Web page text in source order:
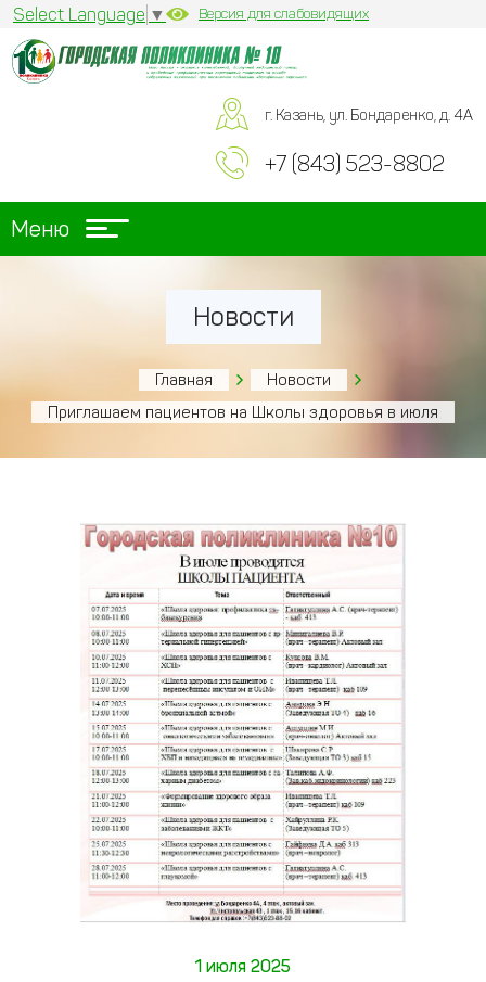
Select Language ▼ Версия для слабовидящих
г. Казань, ул. Бондаренко, д. 4А
+7 (843) 523-8802
Меню
Новости
Главная
Новости
Приглашаем пациентов на Школы здоровья в июля
1 июля 2025